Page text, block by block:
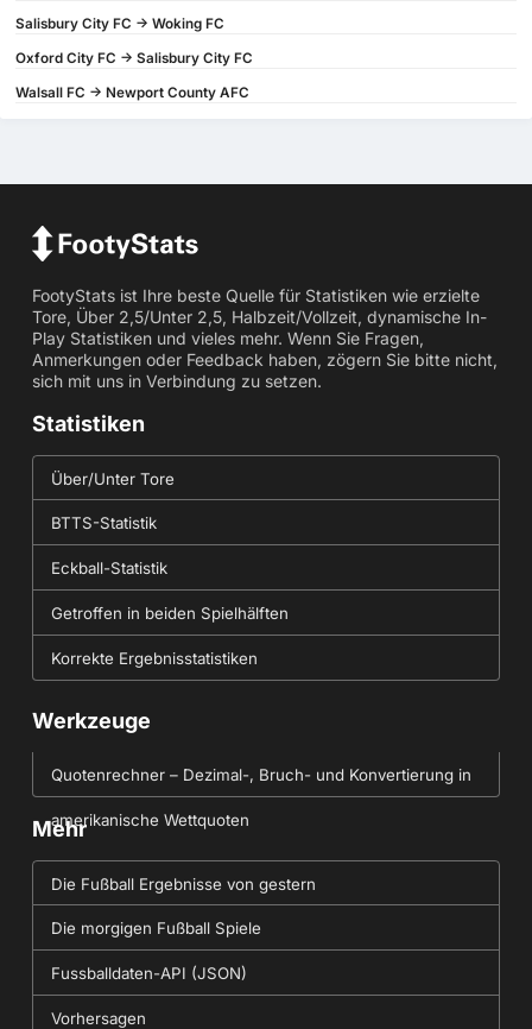
Salisbury City FC -> Woking FC
Oxford City FC -> Salisbury City FC
Walsall FC -> Newport County AFC
FootyStats ist Ihre beste Quelle für Statistiken wie erzielte
Tore, Über 2,5/Unter 2,5, Halbzeit/Vollzeit, dynamische In-
Play Statistiken und vieles mehr. Wenn Sie Fragen,
Anmerkungen oder Feedback haben, zögern Sie bitte nicht,
sich mit uns in Verbindung zu setzen.
Statistiken
Über/Unter Tore
BTTS-Statistik
Eckball-Statistik
Getroffen in beiden Spielhälften
Korrekte Ergebnisstatistiken
Werkzeuge
Quotenrechner – Dezimal-, Bruch- und Konvertierung in
amerikanische Wettquoten
Mehr
Die Fußball Ergebnisse von gestern
Die morgigen Fußball Spiele
Fussballdaten-API (JSON)
Vorhersagen